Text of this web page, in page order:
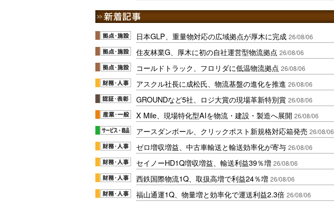
日本GLP、重量物対応の広域拠点が厚木に完成 26/08/06
住友林業G、厚木に初の自社運営型物流拠点 26/08/06
コールドトラック、フロリダに低温物流拠点 26/08/06
アスクル社長に成松氏、物流基盤の進化を推進 26/08/06
GROUNDなど5社、ロジ大賞の現場革新特別賞 26/08/06
X Mile、現場特化型AIを物流・建設・製造へ展開 26/08/06
アースダンボール、クリックポスト新規格対応箱発売 26/08/06
ゼロ増収増益、中古車輸送と輸送効率化が寄与 26/08/06
セイノーHD1Q増収増益、輸送利益39％増 26/08/06
西鉄国際物流1Q、取扱高増で利益24％増 26/08/06
福山通運1Q、物量増と効率化で運送利益2.3倍 26/08/06